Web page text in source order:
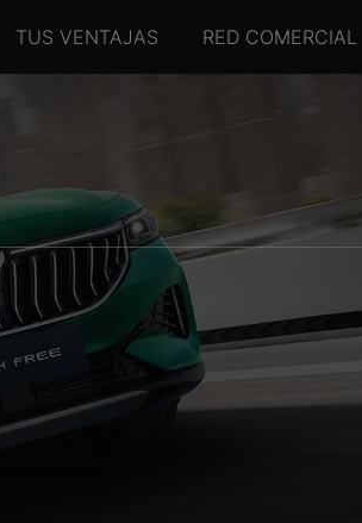
TUS VENTAJAS RED COMERCIAL